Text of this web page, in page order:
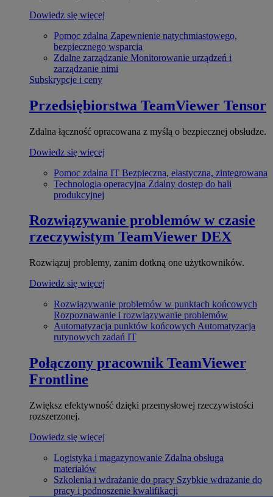
Dowiedz się więcej
Pomoc zdalna Zapewnienie natychmiastowego,
bezpiecznego wsparcia
Zdalne zarządzanie Monitorowanie urządzeń i
zarządzanie nimi
Subskrypcje i ceny
Przedsiębiorstwa TeamViewer Tensor
Zdalna łączność opracowana z myślą o bezpiecznej obsłudze.
Dowiedz się więcej
Pomoc zdalna IT Bezpieczna, elastyczna, zintegrowana
Technologia operacyjna Zdalny dostęp do hali
produkcyjnej
Rozwiązywanie problemów w czasie
rzeczywistym TeamViewer DEX
Rozwiązuj problemy, zanim dotkną one użytkowników.
Dowiedz się więcej
Rozwiązywanie problemów w punktach końcowych
Rozpoznawanie i rozwiązywanie problemów
Automatyzacja punktów końcowych Automatyzacja
rutynowych zadań IT
Połączony pracownik TeamViewer
Frontline
Zwiększ efektywność dzięki przemysłowej rzeczywistości
rozszerzonej.
Dowiedz się więcej
Logistyka i magazynowanie Zdalna obsługa
materiałów
Szkolenia i wdrażanie do pracy Szybkie wdrażanie do
pracy i podnoszenie kwalifikacji